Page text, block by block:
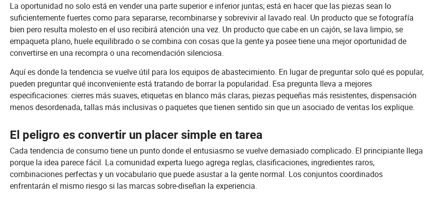
La oportunidad no solo está en vender una parte superior e inferior juntas; está en hacer que las piezas sean lo
suficientemente fuertes como para separarse, recombinarse y sobrevivir al lavado real. Un producto que se fotografía
bien pero resulta molesto en el uso recibirá atención una vez. Un producto que cabe en un cajón, se lava limpio, se
empaqueta plano, huele equilibrado o se combina con cosas que la gente ya posee tiene una mejor oportunidad de
convertirse en una recompra o una recomendación silenciosa.
Aquí es donde la tendencia se vuelve útil para los equipos de abastecimiento. En lugar de preguntar solo qué es popular,
pueden preguntar qué inconveniente está tratando de borrar la popularidad. Esa pregunta lleva a mejores
especificaciones: cierres más suaves, etiquetas en blanco más claras, piezas pequeñas más resistentes, dispensación
menos desordenada, tallas más inclusivas o paquetes que tienen sentido sin que un asociado de ventas los explique.
El peligro es convertir un placer simple en tarea
Cada tendencia de consumo tiene un punto donde el entusiasmo se vuelve demasiado complicado. El principiante llega
porque la idea parece fácil. La comunidad experta luego agrega reglas, clasificaciones, ingredientes raros,
combinaciones perfectas y un vocabulario que puede asustar a la gente normal. Los conjuntos coordinados
enfrentarán el mismo riesgo si las marcas sobre-diseñan la experiencia.